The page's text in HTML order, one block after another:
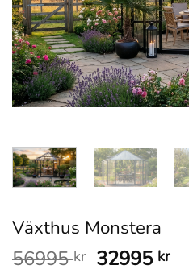
Växthus Monstera
56995kr Det
32995 krDet